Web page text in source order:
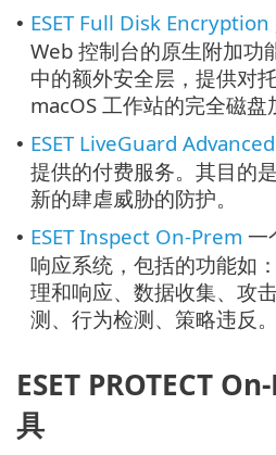
• ESET Full Disk Encryption
Web 控制台的原生附加功
中的额外安全层，提供对
macOS 工作站的完全磁盘
• ESET LiveGuard Advanced
提供的付费服务。其目的
新的肆虐威胁的防护。
• ESET Inspect On-Prem 一
响应系统，包括的功能如
理和响应、数据收集、攻
测、行为检测、策略违反。
ESET PROTECT
具